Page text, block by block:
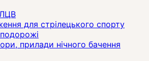
ЛЦВ
для стрілецького спорту
прилади нічного бачення